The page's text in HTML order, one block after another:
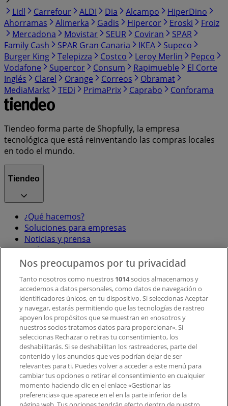
Lidl
Carrefour ALDI Dia Alcampo
HiperDino
Ahorramas
Alimerka Gadis Hipercor Eroski
Froiz
Mercadona
Movistar SEUR Coviran
SPAR
Family Cash
SPAR Gran Canaria IKEA
Supeco
Burger King
Telepizza Costco Leroy Merlin
Pepco
Vodafone
Supercor Consum Rapimueble
El Corte
Inglés
Clarel Orange Correos
Obramat
MediaMarkt
TEDi PrimaPrix Caprabo Conforama
Tiendeo forma parte de Shopfully, la empresa
tecnológica que está reinventando las compras locales
en todo el mundo.
Tiendeo
¿Qué hacemos?
Soluciones para empresas
Noticias y prensa
Trabaja con nosotros
Contacto
Contacto comercial y de marketing
Tienda mal colocada en el mapa
Notificar un folleto
¿Encontraste un problema en la web o en la
aplicación?
Índices
Nos preocupamos por tu privacidad
Tanto nosotros como nuestros 1014socios almacenamos y
accedemos a datos personales, como datos de navegación o
identificadores únicos, en tu dispositivo. Si seleccionas Aceptar
y navegar, estarás permitiendo que las tecnologías de rastreo
apoyen los propósitos que se muestran en «nosotros y
nuestros socios tratamos datos para proporcionar». Si
seleccionas Rechazar o retiras tu consentimiento, los
deshabilitarás. Si se deshabilitan los rastreadores, parte del
contenido y los anuncios que ves podrían dejar de ser
relevantes para ti. Puedes volver a acceder a este menú para
cambiar tus opciones o retirar el consentimiento en cualquier
momento haciendo clic en el enlace «Gestionar las
preferencias» que aparece en el en la parte inferior de la